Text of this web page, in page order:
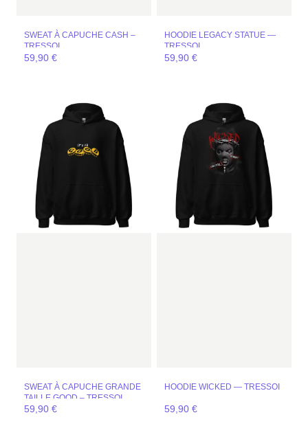
SWEAT À CAPUCHE CASH –
TRESSOI
59,90 €
HOODIE LEGACY STATUE —
TRESSOI
59,90 €
SWEAT À CAPUCHE GRANDE
TAILLE GOOD – TRESSOI
59,90 €
HOODIE WICKED — TRESSOI
59,90 €